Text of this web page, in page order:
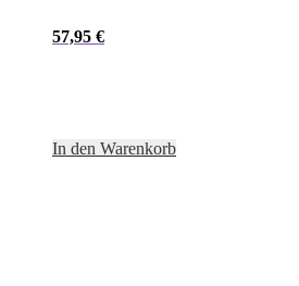
57,95 €
In den Warenkorb